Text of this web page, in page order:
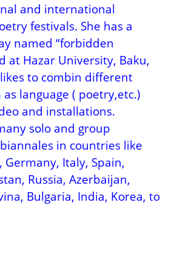
and international
festivals. She has a
named “forbidden
at Hazar University, Baku,
to combin different
language ( poetry,etc.)
and installations.
solo and group
in countries like
Italy, Spain,
Russia, Azerbaijan,
Bulgaria, India, Korea, to